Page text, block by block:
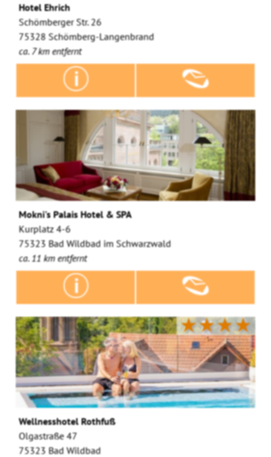
Hotel Ehrich
Schömberger Str. 26
75328 Schömberg-Langenbrand
ca. 7 km entfernt
Mokni's Palais Hotel & SPA
Kurplatz 4-6
75323 Bad Wildbad im Schwarzwald
ca. 11 km entfernt
★★★★
Wellnesshotel Rothfuß
Olgastraße 47
75323 Bad Wildbad